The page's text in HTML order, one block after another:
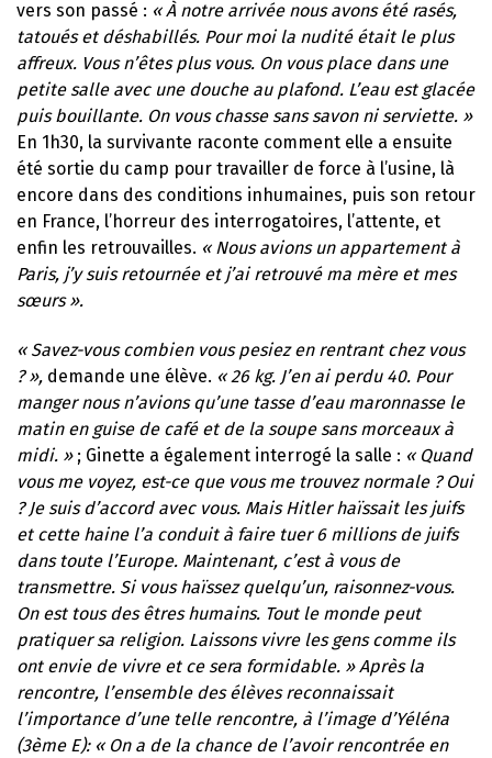
vers son passé : « À notre arrivée nous avons été rasés,
tatoués et déshabillés. Pour moi la nudité était le plus
affreux. Vous n’êtes plus vous. On vous place dans une
petite salle avec une douche au plafond. L’eau est glacée
puis bouillante. On vous chasse sans savon ni serviette. »
En 1h30, la survivante raconte comment elle a ensuite
été sortie du camp pour travailler de force à l’usine, là
encore dans des conditions inhumaines, puis son retour
en France, l’horreur des interrogatoires, l’attente, et
enfin les retrouvailles. « Nous avions un appartement à
Paris, j’y suis retournée et j’ai retrouvé ma mère et mes
sœurs ».
« Savez-vous combien vous pesiez en rentrant chez vous
? », demande une élève. « 26 kg. J’en ai perdu 40. Pour
manger nous n’avions qu’une tasse d’eau maronnasse le
matin en guise de café et de la soupe sans morceaux à
midi. »; Ginette a également interrogé la salle : « Quand
vous me voyez, est-ce que vous me trouvez normale ? Oui
? Je suis d’accord avec vous. Mais Hitler haïssait les juifs
et cette haine l’a conduit à faire tuer 6 millions de juifs
dans toute l’Europe. Maintenant, c’est à vous de
transmettre. Si vous haïssez quelqu’un, raisonnez-vous.
On est tous des êtres humains. Tout le monde peut
pratiquer sa religion. Laissons vivre les gens comme ils
ont envie de vivre et ce sera formidable. » Après la
rencontre, l’ensemble des élèves reconnaissait
l’importance d’une telle rencontre, à l’image d’Yéléna
(3ème E): « On a de la chance de l’avoir rencontrée en